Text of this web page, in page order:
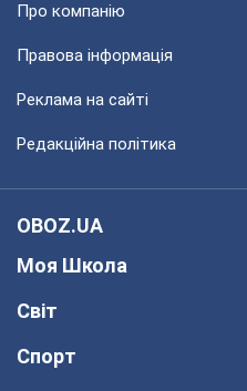
Про компанію
Правова інформація
Реклама на сайті
Редакційна політика
OBOZ.UA
Моя Школа
Світ
Спорт